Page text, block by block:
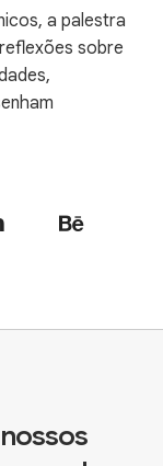
a palestra
sobre